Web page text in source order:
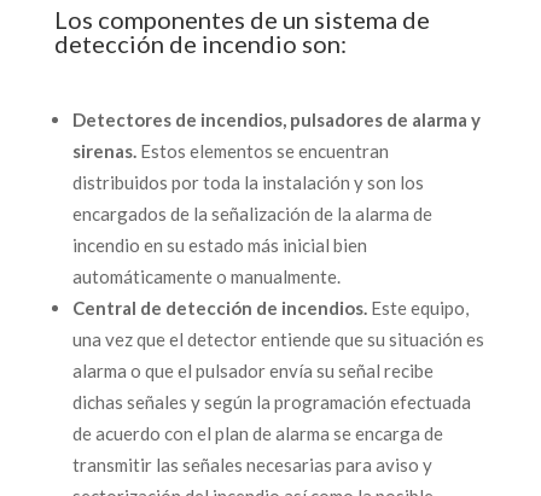
Los componentes de un sistema de
detección de incendio son:
Detectores de incendios, pulsadores de alarma y
sirenas.Estos elementos se encuentran
distribuidos por toda la instalación y son los
encargados de la señalización de la alarma de
incendio en su estado más inicial bien
automáticamente o manualmente.
Central de detección de incendios.Este equipo,
una vez que el detector entiende que su situación es
alarma o que el pulsador envía su señal recibe
dichas señales y según la programación efectuada
de acuerdo con el plan de alarma se encarga de
transmitir las señales necesarias para aviso y